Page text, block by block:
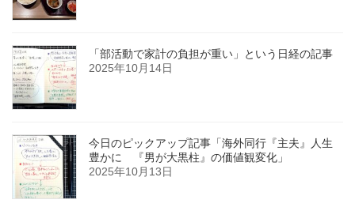
「部活動で家計の負担が重い」という日経の記事
2025年10月14日
今日のピックアップ記事「海外同行『主夫』人生
豊かに 『男が大黒柱』の価値観変化」
2025年10月13日